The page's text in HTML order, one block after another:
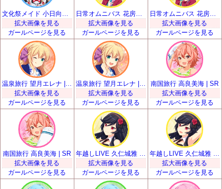
拡大画像を見る
ガールページを見る
日常オムニバス 花房優輝 | SR
拡大画像を見る
ガールページを見る
日常オムニバス 花房優輝 | SR
拡大画像を見る
ガールページを見る
拡大画像を見る
ガールページを見る
温泉旅行 望月エレナ | SR
拡大画像を見る
ガールページを見る
南国旅行 高良美海 | SR
拡大画像を見る
ガールページを見る
南国旅行 高良美海 | SR
拡大画像を見る
ガールページを見る
拡大画像を見る
ガールページを見る
拡大画像を見る
ガールページを見る